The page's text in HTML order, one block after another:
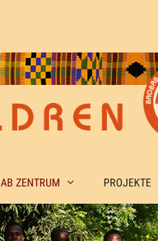
ZENTRUM PROJEKTE